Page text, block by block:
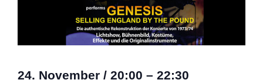
24. November / 20:00 – 22:30